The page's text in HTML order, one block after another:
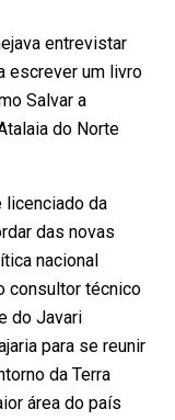
entrevistar
escrever um livro
Salvar a
do Norte
licenciado da
das novas
nacional
consultor técnico
do Javari
para se reunir
da Terra
área do país